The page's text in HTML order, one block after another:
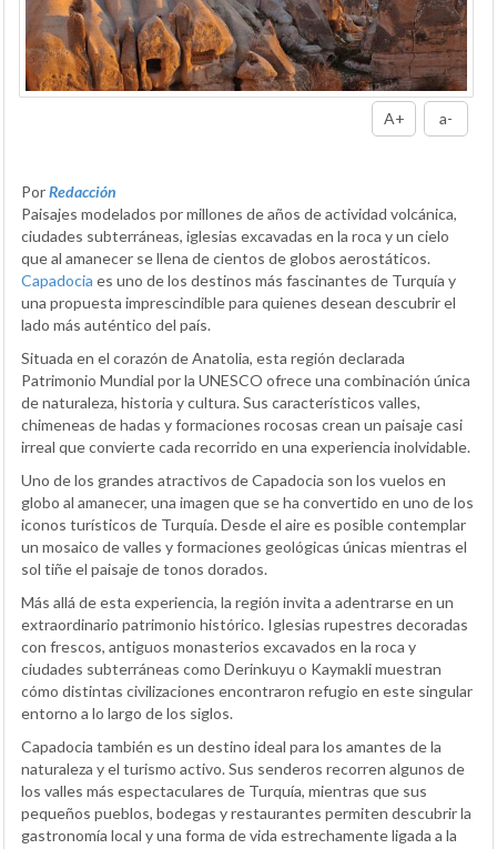
A+ a-
PorRedacción
Paisajes modelados por millones de años de actividad volcánica,
ciudades subterráneas, iglesias excavadas en la roca y un cielo
que al amanecer se llena de cientos de globos aerostáticos.
Capadocia es uno de los destinos más fascinantes de Turquía y
una propuesta imprescindible para quienes desean descubrir el
lado más auténtico del país.
Situada en el corazón de Anatolia, esta región declarada
Patrimonio Mundial por la UNESCO ofrece una combinación única
de naturaleza, historia y cultura. Sus característicos valles,
chimeneas de hadas y formaciones rocosas crean un paisaje casi
irreal que convierte cada recorrido en una experiencia inolvidable.
Uno de los grandes atractivos de Capadocia son los vuelos en
globo al amanecer, una imagen que se ha convertido en uno de los
iconos turísticos de Turquía. Desde el aire es posible contemplar
un mosaico de valles y formaciones geológicas únicas mientras el
sol tiñe el paisaje de tonos dorados.
Más allá de esta experiencia, la región invita a adentrarse en un
extraordinario patrimonio histórico. Iglesias rupestres decoradas
con frescos, antiguos monasterios excavados en la roca y
ciudades subterráneas como Derinkuyu o Kaymakli muestran
cómo distintas civilizaciones encontraron refugio en este singular
entorno a lo largo de los siglos.
Capadocia también es un destino ideal para los amantes de la
naturaleza y el turismo activo. Sus senderos recorren algunos de
los valles más espectaculares de Turquía, mientras que sus
pequeños pueblos, bodegas y restaurantes permiten descubrir la
gastronomía local y una forma de vida estrechamente ligada a la